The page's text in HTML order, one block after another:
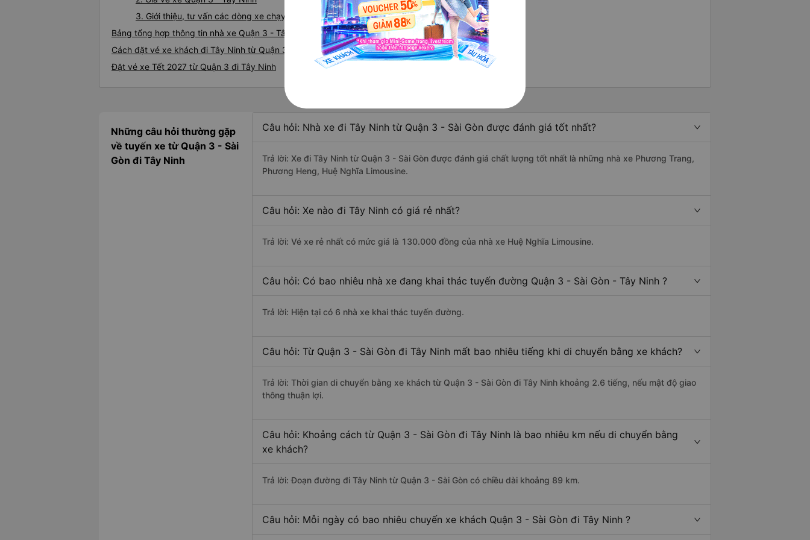
3. Giới thiệu, tư vấn các dòng xe chạy tuyến đường Quận 3 đi Tây Ninh
Bảng tổng hợp thông tin nhà xe Quận 3 - Tây Ninh
Cách đặt vé xe khách đi Tây Ninh từ Quận 3 nhanh và uy tín nhất
Đặt vé xe Tết 2027 từ Quận 3 đi Tây Ninh
Những câu hỏi thường gặp
về tuyến xe từ Quận 3 - Sài
Gòn đi Tây Ninh
Câu hỏi: Nhà xe đi Tây Ninh từ Quận 3 - Sài Gòn được đánh giá tốt nhất?
Trả lời: Xe đi Tây Ninh từ Quận 3 - Sài Gòn được đánh giá chất lượng tốt nhất là những nhà xe Phương Trang,
Phương Heng, Huệ Nghĩa Limousine.
Câu hỏi: Xe nào đi Tây Ninh có giá rẻ nhất?
Trả lời: Vé xe rẻ nhất có mức giá là 130.000 đồng của nhà xe Huệ Nghĩa Limousine.
Câu hỏi: Có bao nhiêu nhà xe đang khai thác tuyến đường Quận 3 - Sài Gòn - Tây Ninh ?
Trả lời: Hiện tại có 6 nhà xe khai thác tuyến đường.
Câu hỏi: Từ Quận 3 - Sài Gòn đi Tây Ninh mất bao nhiêu tiếng khi di chuyển bằng xe khách?
Trả lời: Thời gian di chuyển bằng xe khách từ Quận 3 - Sài Gòn đi Tây Ninh khoảng 2.6 tiếng, nếu mật độ giao
thông thuận lợi.
Câu hỏi: Khoảng cách từ Quận 3 - Sài Gòn đi Tây Ninh là bao nhiêu km nếu di chuyển bằng
xe khách?
Trả lời: Đoạn đường đi Tây Ninh từ Quận 3 - Sài Gòn có chiều dài khoảng 89 km.
Câu hỏi: Mỗi ngày có bao nhiêu chuyến xe khách Quận 3 - Sài Gòn đi Tây Ninh ?